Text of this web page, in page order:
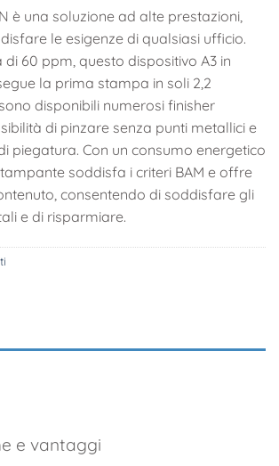
è una soluzione ad alte prestazioni,
le esigenze di qualsiasi ufficio.
di 60 ppm, questo dispositivo A3 in
la prima stampa in soli 2,2
disponibili numerosi finisher
di pinzare senza punti metallici e
piegatura. Con un consumo energetico
soddisfa i criteri BAM e offre
consentendo di soddisfare gli
e di risparmiare.
e vantaggi